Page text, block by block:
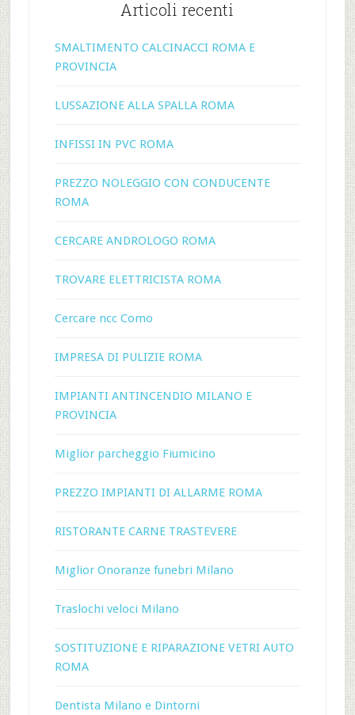
Articoli recenti
SMALTIMENTO CALCINACCI ROMA E
PROVINCIA
LUSSAZIONE ALLA SPALLA ROMA
INFISSI IN PVC ROMA
PREZZO NOLEGGIO CON CONDUCENTE
ROMA
CERCARE ANDROLOGO ROMA
TROVARE ELETTRICISTA ROMA
Cercare ncc Como
IMPRESA DI PULIZIE ROMA
IMPIANTI ANTINCENDIO MILANO E
PROVINCIA
Miglior parcheggio Fiumicino
PREZZO IMPIANTI DI ALLARME ROMA
RISTORANTE CARNE TRASTEVERE
Miglior Onoranze funebri Milano
Traslochi veloci Milano
SOSTITUZIONE E RIPARAZIONE VETRI AUTO
ROMA
Dentista Milano e Dintorni